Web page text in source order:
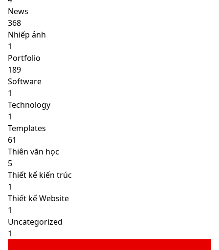
News
368
Nhiếp ảnh
1
Portfolio
189
Software
1
Technology
1
Templates
61
Thiên văn học
5
Thiết kế kiến trúc
1
Thiết kế Website
1
Uncategorized
1